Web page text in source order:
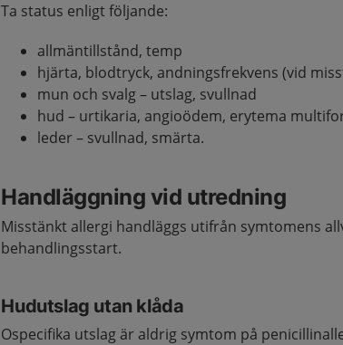
Ta status enligt följande:
allmäntillstånd, temp
hjärta, blodtryck, andningsfrekvens (vid
mun och svalg – utslag, svullnad
hud – urtikaria, angioödem, erytema
leder – svullnad, smärta.
Handläggning vid utredning
Misstänkt allergi handläggs utifrån symtomens
behandlingsstart.
Hudutslag utan klåda
Ospecifika utslag är aldrig symtom på